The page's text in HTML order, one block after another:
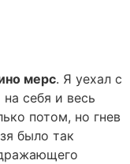
мерс. Я уехал с
себя и весь
потом, но гнев
было так